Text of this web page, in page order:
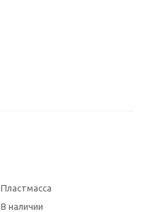
Пластмасса
В наличии